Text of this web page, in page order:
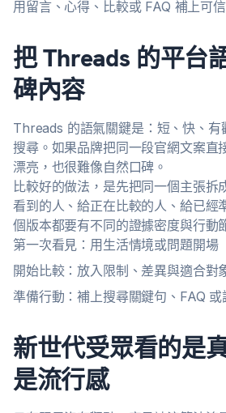
用留言、心得、比較或 FAQ 補上可
把 Threads 的平台
碑內容
Threads 的語氣關鍵是：短、快、有
搜尋。如果品牌把同一段官網文案直
漂亮，也很難像自然口碑。
比較好的做法，是先把同一個主張拆
看到的人、給正在比較的人、給已經
個版本都要有不同的證據密度與行動
第一次看見：用生活情境或問題開場
開始比較：放入限制、差異與適合對
準備行動：補上搜尋關鍵句、FAQ 或
新世代受眾看的是
是流行感